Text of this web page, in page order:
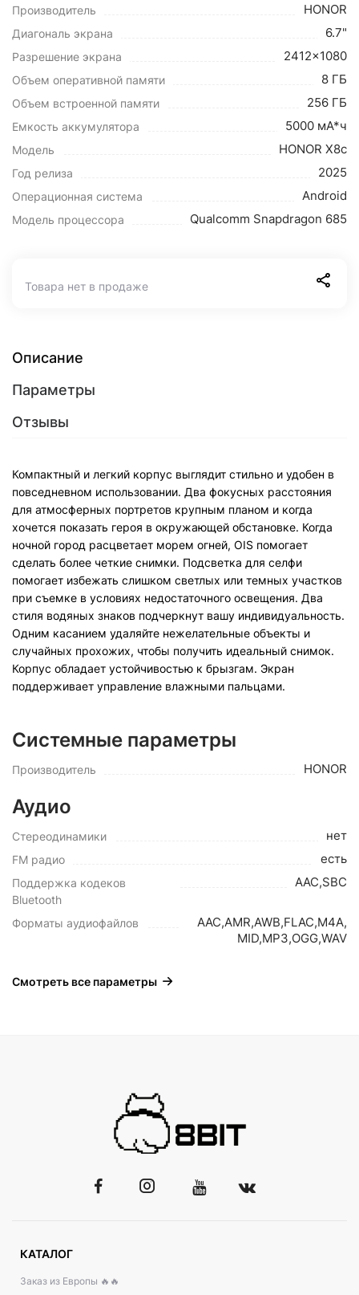
Производитель HONOR
Диагональ экрана 6.7"
Разрешение экрана 2412x1080
Объем оперативной памяти 8 ГБ
Объем встроенной памяти 256 ГБ
Емкость аккумулятора 5000 мА*ч
Модель HONOR X8c
Год релиза 2025
Операционная система Android
Модель процессора Qualcomm Snapdragon 685
Товара нет в продаже
Описание
Параметры
Отзывы
Компактный и легкий корпус выглядит стильно и удобен в
повседневном использовании. Два фокусных расстояния
для атмосферных портретов крупным планом и когда
хочется показать героя в окружающей обстановке. Когда
ночной город расцветает морем огней, OIS помогает
сделать более четкие снимки. Подсветка для селфи
помогает избежать слишком светлых или темных участков
при съемке в условиях недостаточного освещения. Два
стиля водяных знаков подчеркнут вашу индивидуальность.
Одним касанием удаляйте нежелательные объекты и
случайных прохожих, чтобы получить идеальный снимок.
Корпус обладает устойчивостью к брызгам. Экран
поддерживает управление влажными пальцами.
Системные параметры
Производитель HONOR
Аудио
Стереодинамики нет
FM радио есть
Поддержка кодеков
Bluetooth
AAC,SBC
Форматы аудиофайлов
AAC,AMR,AWB,FLAC,M4A,
MID,MP3,OGG,WAV
Смотреть все параметры
КАТАЛОГ
Заказ из Европы 🔥🔥